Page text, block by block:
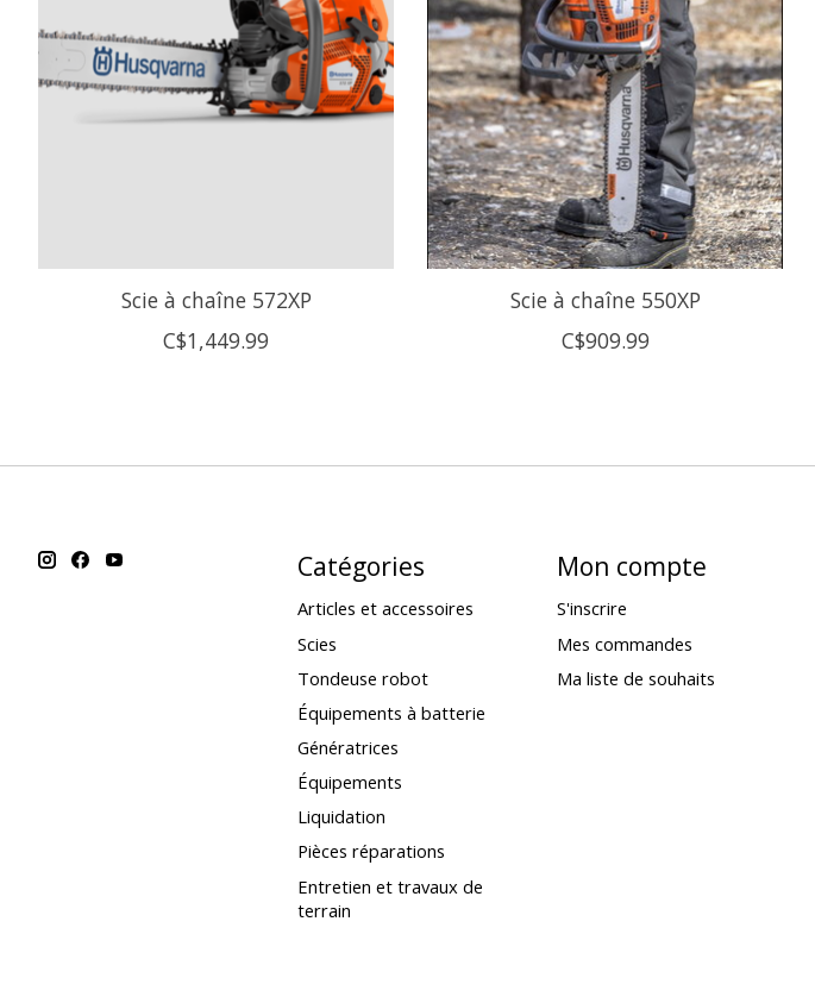
Scie à chaîne 572XP
C$1,449.99
Scie à chaîne 550XP
C$909.99
Catégories
Articles et accessoires
Scies
Tondeuse robot
Équipements à batterie
Génératrices
Équipements
Liquidation
Pièces réparations
Entretien et travaux de
terrain
Mon compte
S'inscrire
Mes commandes
Ma liste de souhaits